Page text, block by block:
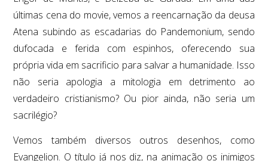
últimas cena do movie, vemos a reencarnação da deusa
Atena subindo as escadarias do Pandemonium, sendo
dufocada e ferida com espinhos, oferecendo sua
própria vida em sacrificio para salvar a humanidade. Isso
não seria apologia a mitologia em detrimento ao
verdadeiro cristianismo? Ou pior ainda, não seria um
sacrilégio?
Vemos também diversos outros desenhos, como
Evangelion. O título já nos diz, na animação os inimigos